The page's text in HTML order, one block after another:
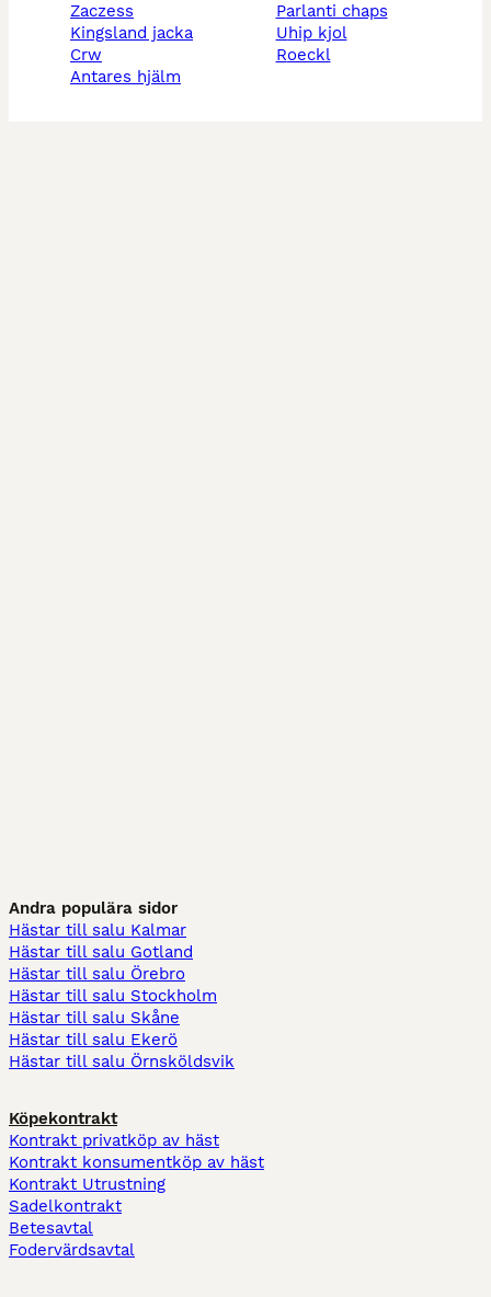
zaczess
kingsland jacka
crw
antares hjälm
parlanti chaps
uhip kjol
roeckl
Andra populära sidor
Hästar till salu Kalmar
Hästar till salu Gotland
Hästar till salu Örebro
Hästar till salu Stockholm
Hästar till salu Skåne
Hästar till salu Ekerö
Hästar till salu Örnsköldsvik
Köpekontrakt
Kontrakt privatköp av häst
Kontrakt konsumentköp av häst
Kontrakt Utrustning
Sadelkontrakt
Betesavtal
Fodervärdsavtal